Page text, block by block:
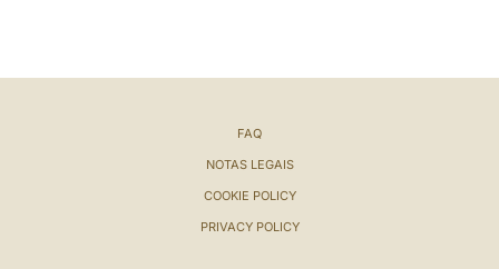
FAQ
NOTAS LEGAIS
COOKIE POLICY
PRIVACY POLICY